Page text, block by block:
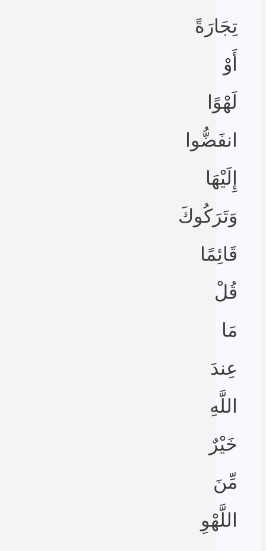
تِجَارَةً
أَوْ
لَهْوًا
انفَضُّوا
إِلَيْهَا
وَتَرَكُوكَ
قَائِمًا
قُلْ
مَا
عِندَ
اللَّهِ
خَيْرٌ
مِّنَ
اللَّهْوِ